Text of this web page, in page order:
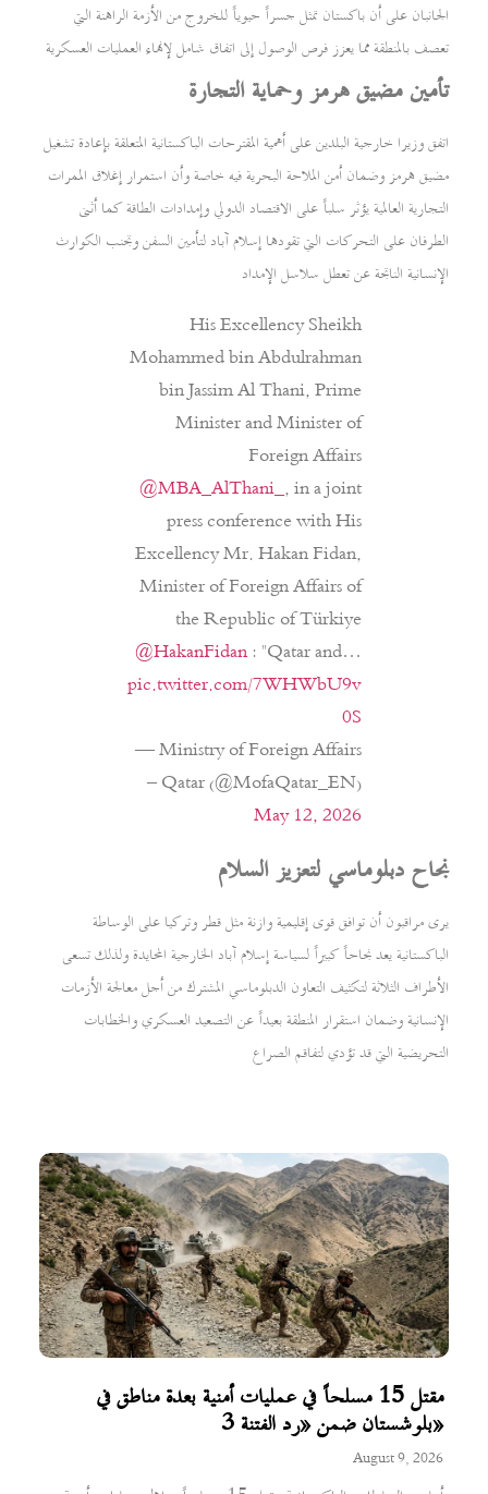
مقتل 15 مسلحاً في عمليات أمنية بعدة مناطق في
بلوشستان ضمن «رد الفتنة 3»
August 9, 2026
الجانبان على أن باكستان تمثل جسراً حيوياً للخروج من الأزمة الراهنة التي
تعصف بالمنطقة مما يعزز فرص الوصول إلى اتفاق شامل لإنهاء العمليات العسكرية
تأمين مضيق هرمز وحماية التجارة
اتفق وزيرا خارجية البلدين على أهمية المقترحات الباكستانية المتعلقة بإعادة تشغيل
مضيق هرمز وضمان أمن الملاحة البحرية فيه خاصة وأن استمرار إغلاق الممرات
التجارية العالمية يؤثر سلباً على الاقتصاد الدولي وإمدادات الطاقة كما أثنى
الطرفان على التحركات التي تقودها إسلام آباد لتأمين السفن وتجنب الكوارث
الإنسانية الناتجة عن تعطل سلاسل الإمداد
His Excellency Sheikh
Mohammed bin Abdulrahman
bin Jassim Al Thani, Prime
Minister and Minister of
Foreign Affairs
@MBA_AlThani_, in a joint
press conference with His
Excellency Mr. Hakan Fidan,
Minister of Foreign Affairs of
the Republic of Türkiye
@HakanFidan: "Qatar and…
pic.twitter.com/7WHWbU9v
0S
— Ministry of Foreign Affairs
– Qatar (@MofaQatar_EN)
May 12, 2026
نجاح دبلوماسي لتعزيز السلام
يرى مراقبون أن توافق قوى إقليمية وازنة مثل قطر وتركيا على الوساطة
الباكستانية يعد نجاحاً كبيراً لسياسة إسلام آباد الخارجية المحايدة ولذلك تسعى
الأطراف الثلاثة لتكثيف التعاون الدبلوماسي المشترك من أجل معالجة الأزمات
الإنسانية وضمان استقرار المنطقة بعيداً عن التصعيد العسكري والخطابات
التحريضية التي قد تؤدي لتفاقم الصراع